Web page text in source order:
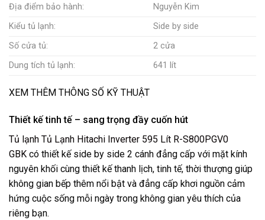
Địa điểm bảo hành:
Nguyễn Kim
Kiểu tủ lạnh:
Side by side
Số cửa tủ:
2 cửa
Dung tích tủ lạnh:
641 lít
XEM THÊM THÔNG SỐ KỸ THUẬT
Thiết kế tinh tế – sang trọng đầy cuốn hút
Tủ lạnh Tủ Lạnh Hitachi Inverter 595 Lít R-S800PGV0
GBK có thiết kế side by side 2 cánh đẳng cấp với mặt kính
nguyên khối cùng thiết kế thanh lịch, tinh tế, thời thượng giúp
không gian bếp thêm nổi bật và đẳng cấp khơi nguồn cảm
hứng cuộc sống mỗi ngày trong không gian yêu thích của
riêng bạn.